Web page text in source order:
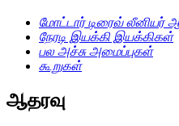
மோட்டார் டிரைவ் லீனியர்
நேரடி இயக்கி இயக்கிகள்
பல அச்சு அமைப்புகள்
கூறுகள்
ஆதரவு